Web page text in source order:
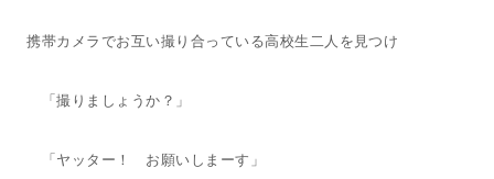
携帯カメラでお互い撮り合っている高校生二人を見つけ
「撮りましょうか？」
「ヤッター！ お願いしまーす」